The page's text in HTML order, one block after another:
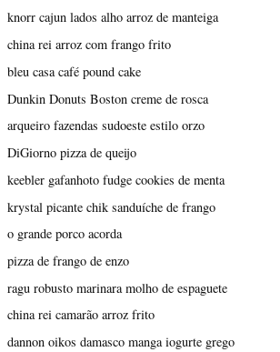
knorr cajun lados alho arroz de manteiga
china rei arroz com frango frito
bleu casa café pound cake
Dunkin Donuts Boston creme de rosca
arqueiro fazendas sudoeste estilo orzo
DiGiorno pizza de queijo
keebler gafanhoto fudge cookies de menta
krystal picante chik sanduíche de frango
o grande porco acorda
pizza de frango de enzo
ragu robusto marinara molho de espaguete
china rei camarão arroz frito
dannon oikos damasco manga iogurte grego